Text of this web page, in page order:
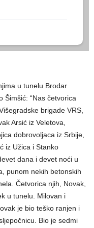
u tunelu Brodar
Šimšić: “Nas četvorica
brigade VRS,
Arsić iz Veletova,
dobrovoljaca iz Srbije,
iz Užica i Stanko
dana i devet noći u
punom nekih betonskih
Četvorica njih, Novak,
u tunelu. Milovan i
je bio teško ranjen i
Bio je sedmi